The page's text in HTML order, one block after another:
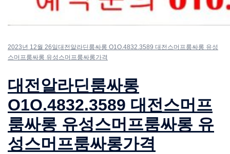
2023년 12월 26일대전알라딘룸싸롱 O1O.4832.3589 대전스머프룸싸롱 유성
스머프룸싸롱 유성스머프룸싸롱가격
대전알라딘룸싸롱
O1O.4832.3589 대전스머프
룸싸롱 유성스머프룸싸롱 유
성스머프룸싸롱가격